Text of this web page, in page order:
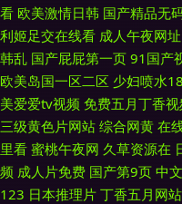
看 欧美激情日韩 国产精品无
利姬足交在线看 成人午夜网址
韩乱 国产屁屁第一页 91国产
欧美岛国一区二区 少妇喷水
美爱爱tv视频 免费五月丁香视
三级黄色片网站 综合网黄 在
里看 蜜桃午夜网 久草资源在
频 成人片免费 国产第9页 中
123 日本推理片 丁香五月网站